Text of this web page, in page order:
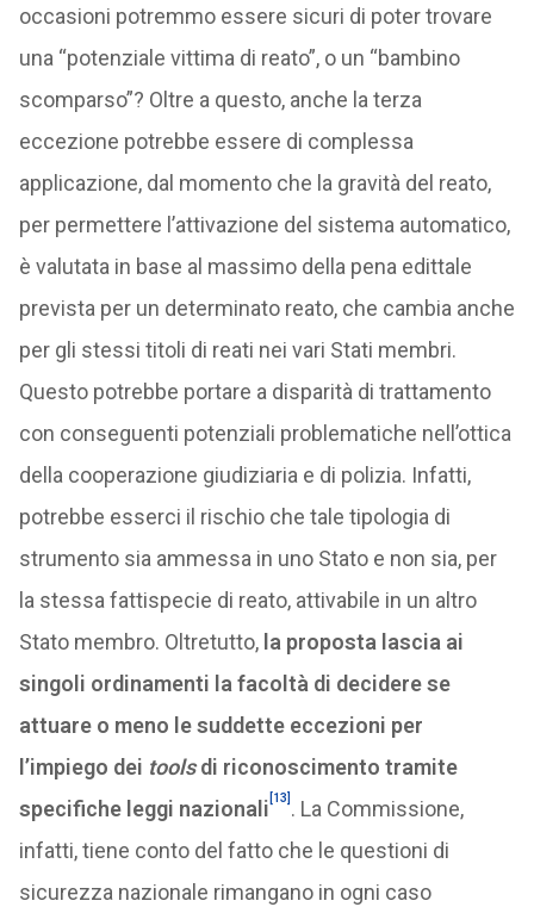
occasioni potremmo essere sicuri di poter trovare
una “potenziale vittima di reato”, o un “bambino
scomparso”? Oltre a questo, anche la terza
eccezione potrebbe essere di complessa
applicazione, dal momento che la gravità del reato,
per permettere l’attivazione del sistema automatico,
è valutata in base al massimo della pena edittale
prevista per un determinato reato, che cambia anche
per gli stessi titoli di reati nei vari Stati membri.
Questo potrebbe portare a disparità di trattamento
con conseguenti potenziali problematiche nell’ottica
della cooperazione giudiziaria e di polizia. Infatti,
potrebbe esserci il rischio che tale tipologia di
strumento sia ammessa in uno Stato e non sia, per
la stessa fattispecie di reato, attivabile in un altro
Stato membro. Oltretutto,la proposta lascia ai
singoli ordinamenti la facoltà di decidere se
attuare o meno le suddette eccezioni per
l’impiego dei toolsdi riconoscimento tramite
specifiche leggi nazionali [13] . La Commissione,
infatti, tiene conto del fatto che le questioni di
sicurezza nazionale rimangano in ogni caso